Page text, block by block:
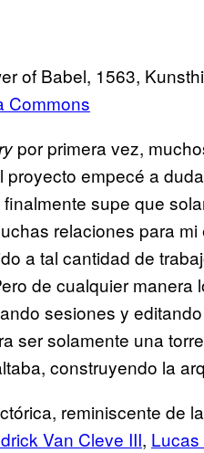
of Babel, 1563,
Commons
por primera vez,
proyecto empecé a
supe que
relaciones para
a tal cantidad de
de cualquier
sesiones y
ser solamente una
construyendo la
reminiscente de
Van Cleve III,